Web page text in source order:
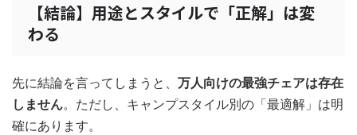
【結論】用途とスタイルで「正解」は変
わる
先に結論を言ってしまうと、 万人向けの最強チェアは存在
しません。ただし、キャンプスタイル別の「最適解」は明
確にあります。